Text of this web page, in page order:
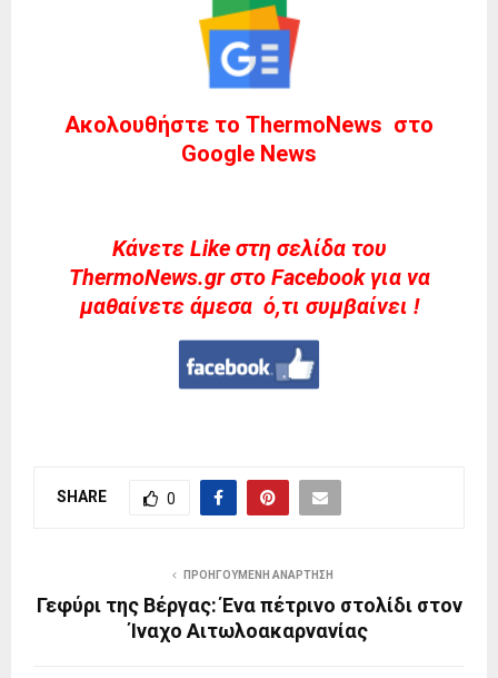
Ακολουθήστε το ThermoNews στο
Google News
Kάνετε Like στη σελίδα του
ThermoNews.gr στο Facebook για να
μαθαίνετε άμεσα ό,τι συμβαίνει !
SHARE 0
ΠΡΟΗΓΟΎΜΕΝΗ ΑΝΆΡΤΗΣΗ
Γεφύρι της Βέργας: Ένα πέτρινο στολίδι στον
Ίναχο Αιτωλοακαρνανίας